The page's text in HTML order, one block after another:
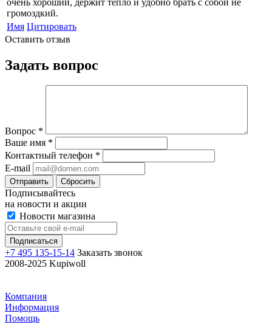
громоздкий.
Имя Цитировать
Оставить отзыв
Задать вопрос
Вопрос *
Ваше имя *
Контактный телефон *
E-mail
Отправить Сбросить
Подписывайтесь
на новости и акции
Новости магазина
+7 495 135-15-14 Заказать звонок
2008-2025 Kupiwoll
Компания
Информация
Помощь